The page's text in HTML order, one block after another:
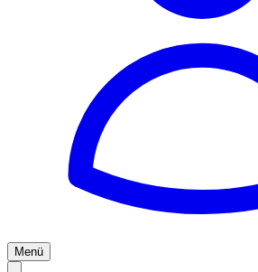
Menü